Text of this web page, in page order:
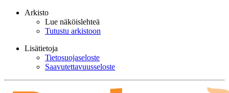
Arkisto
Lue näköislehteä
Tutustu arkistoon
Lisätietoja
Tietosuojaseloste
Saavutettavuusseloste